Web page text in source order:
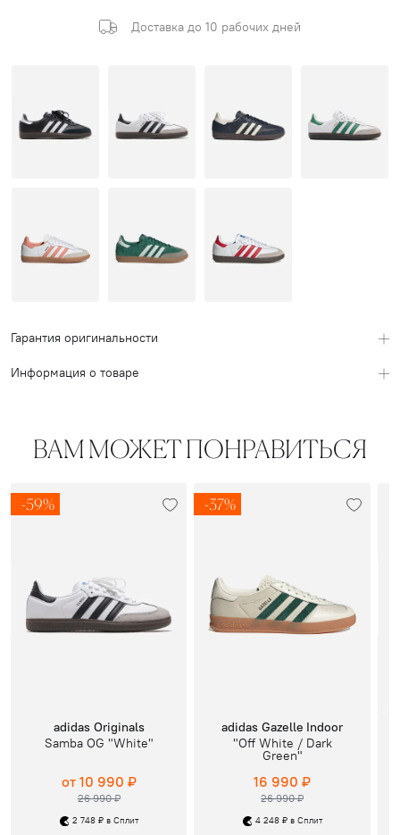
Доставка до 10 рабочих дней
Гарантия оригинальности
Информация о товаре
ВАМ МОЖЕТ ПОНРАВИТЬСЯ
-59%
adidas Originals
Samba OG "White"
26 990 ₽
от 10 990 ₽
2 748 ₽ в Сплит
-37%
adidas Gazelle Indoor
"Off White / Dark
Green"
26 990 ₽
16 990 ₽
4 248 ₽ в Сплит